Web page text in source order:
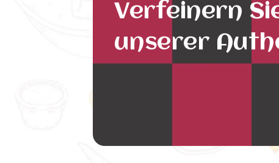
Verfeinern
unserer